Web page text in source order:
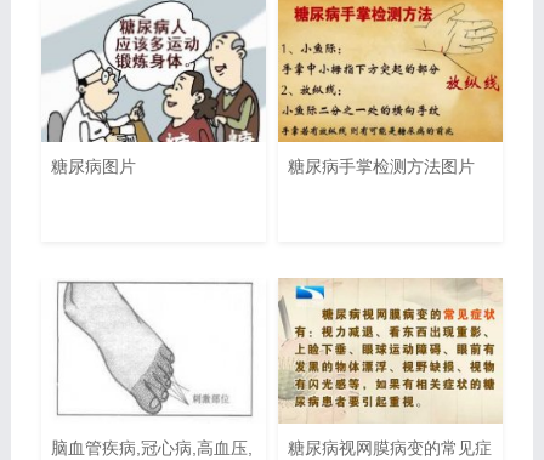
糖尿病图片 糖尿病手掌检测方法图片
脑血管疾病,冠心病,高血压,
糖尿病视网膜病变的常见症